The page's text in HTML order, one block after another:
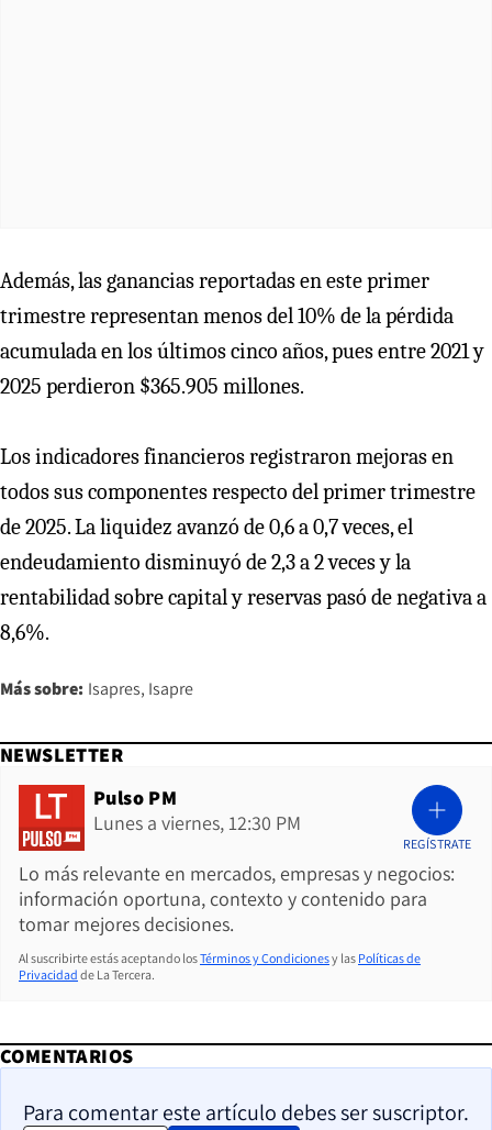
Además, las ganancias reportadas en este primer
trimestre representan menos del 10% de la pérdida
acumulada en los últimos cinco años, pues entre 2021 y
2025 perdieron $365.905 millones.
Los indicadores financieros registraron mejoras en
todos sus componentes respecto del primer trimestre
de 2025. La liquidez avanzó de 0,6 a 0,7 veces, el
endeudamiento disminuyó de 2,3 a 2 veces y la
rentabilidad sobre capital y reservas pasó de negativa a
8,6%.
Más sobre: Isapres Isapre
NEWSLETTER
Pulso PM
Lunes a viernes, 12:30 PM
Lo más relevante en mercados, empresas y negocios:
información oportuna, contexto y contenido para
tomar mejores decisiones.
REGÍSTRATE
Al suscribirte estás aceptando losTérminos y Condicionesy las Políticas de
Privacidad de La Tercera.
COMENTARIOS
Para comentar este artículo debes ser suscriptor.